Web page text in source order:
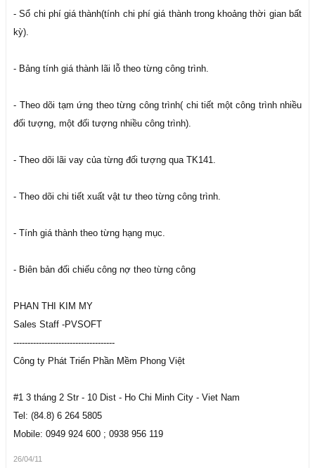
- Sổ chi phí giá thành(tính chi phí giá thành trong khoảng thời gian bất
kỳ).
- Bảng tính giá thành lãi lỗ theo từng công trình.
- Theo dõi tạm ứng theo từng công trình( chi tiết một công trình nhiều
đối tượng, một đối tượng nhiều công trình).
- Theo dõi lãi vay của từng đối tượng qua TK141.
- Theo dõi chi tiết xuất vật tư theo từng công trình.
- Tính giá thành theo từng hạng mục.
- Biên bản đối chiếu công nợ theo từng công
PHAN THI KIM MY
Sales Staff -PVSOFT
------------------------------------
Công ty Phát Triển Phần Mềm Phong Việt
#1 3 tháng 2 Str - 10 Dist - Ho Chi Minh City - Viet Nam
Tel: (84.8) 6 264 5805
Mobile: 0949 924 600 ; 0938 956 119
26/04/11